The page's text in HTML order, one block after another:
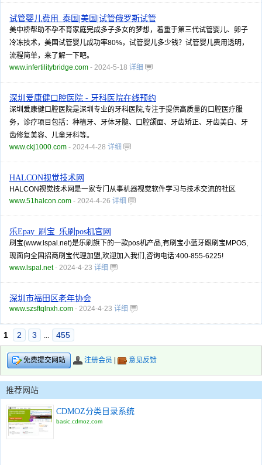
试管婴儿费用_泰国|美国|试管俄罗斯试管
美中桥帮助不孕不育家庭完成多子多女的梦想，着重于第三代试管婴儿、卵子
冷冻技术，美国试管婴儿成功率80%，试管婴儿多少钱？试管婴儿费用透明，
流程简单，来了解一下吧。
www.infertilitybridge.com - 2024-5-18 详细
深圳爱康健口腔医院 - 牙科医院在线预约
深圳爱康健口腔医院是深圳专业的牙科医院,专注于提供高质量的口腔医疗服
务，诊疗项目包括：种植牙、牙体牙髓、口腔颌面、牙齿矫正、牙齿美白、牙
齿修复美容、儿童牙科等。
www.ckj1000.com - 2024-4-28 详细
HALCON视觉技术网
HALCON视觉技术网是一家专门从事机器视觉软件学习与技术交流的社区
www.51halcon.com - 2024-4-26 详细
乐Epay_刷宝_乐刷pos机官网
刷宝(www.lspal.net)是乐刷旗下的一款pos机产品,有刷宝小蓝牙跟刷宝MPOS,
现面向全国招商刷宝代理加盟,欢迎加入我们,咨询电话:400-855-6225!
www.lspal.net- 2024-4-23 详细
深圳市福田区老年协会
www.szsftqlnxh.com - 2024-4-23 详细
1 2 3 ... 455
免费提交网站 注册会员 意见反馈
推荐网站
CDMOZ分类目录系统
basic.cdmoz.com